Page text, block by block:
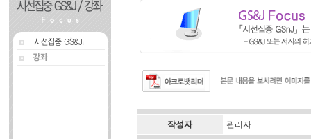
작성자 관리자